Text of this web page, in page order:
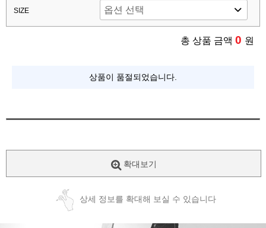
SIZE
총 상품 금액 0 원
상품이 품절되었습니다.
확대보기
상세 정보를 확대해 보실 수 있습니다